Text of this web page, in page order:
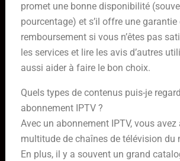
promet une bonne disponibilité
pourcentage) et s’il offre une garantie
remboursement si vous n’êtes pas
les services et lire les avis d’autres
aussi aider à faire le bon choix.
Quels types de contenus puis-je
abonnement IPTV ?
Avec un abonnement IPTV, vous avez
multitude de chaînes de télévision du
En plus, il y a souvent un grand